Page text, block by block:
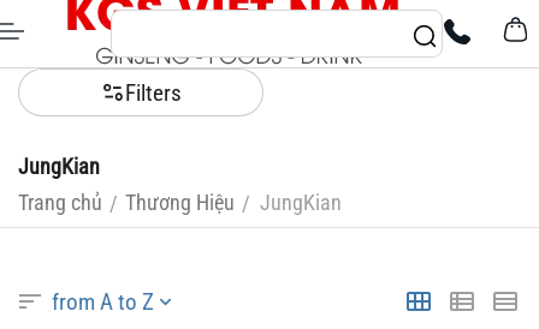
Filters
JungKian
Trang chủ / Thương Hiệu / JungKian
from A to Z